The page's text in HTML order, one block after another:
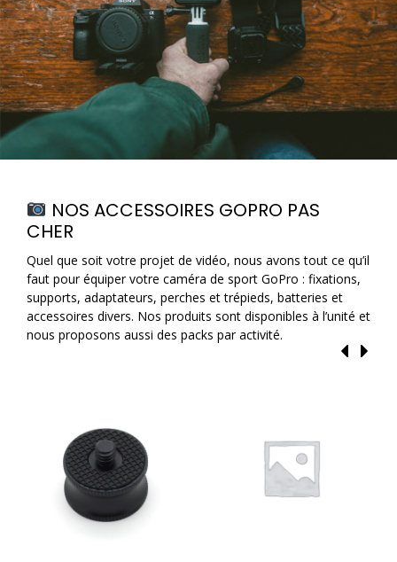
NOS ACCESSOIRES GOPRO PAS
CHER
Quel que soit votre projet de vidéo, nous avons tout ce qu’il
faut pour équiper votre caméra de sport GoPro : fixations,
supports, adaptateurs, perches et trépieds, batteries et
accessoires divers. Nos produits sont disponibles à l’unité et
nous proposons aussi des packs par activité.